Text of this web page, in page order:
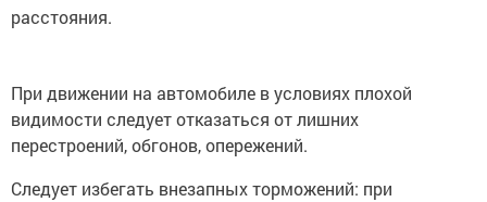
расстояния.
При движении на автомобиле в условиях плохой
видимости следует отказаться от лишних
перестроений, обгонов, опережений.
Следует избегать внезапных торможений: при